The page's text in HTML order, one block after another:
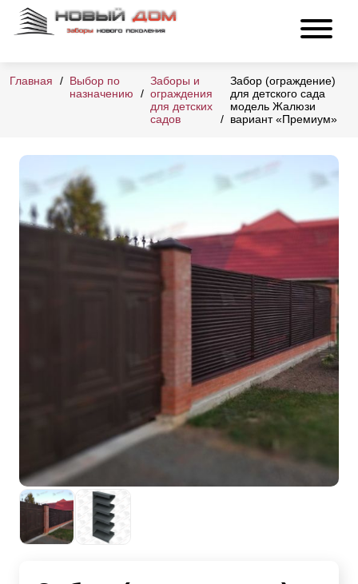
Главная
Выбор по
назначению
Заборы и
ограждения
для детских
садов
Забор (ограждение)
для детского сада
модель Жалюзи
вариант «Премиум»